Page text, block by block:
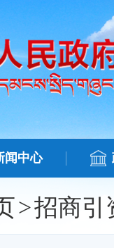
闻中心
>招商引